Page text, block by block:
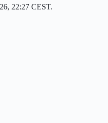
22:27 CEST.